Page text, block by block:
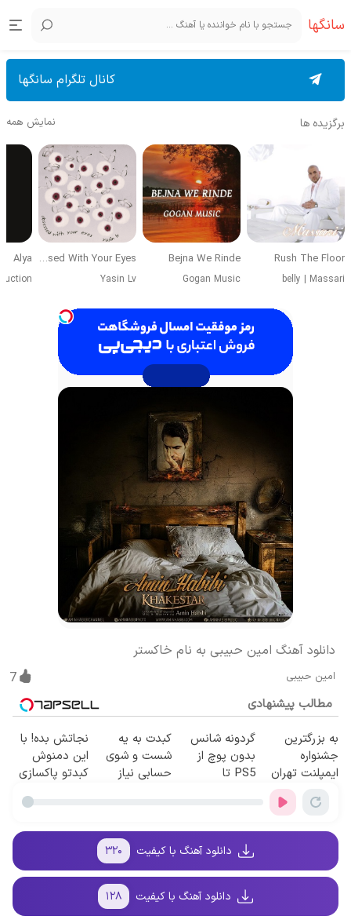
سانگها
کانال تلگرام سانگها
برگزیده ها نمایش همه
Rush The Floor
belly | Massari
Bejna We Rinde
Gogan Music
Obsessed With Your Eyes
Yasin Lv
Alya
دانلود آهنگ امین حبیبى به نام خاکستر
امین حبیبى 7
مطالب پیشنهادی
به بزرگترین
جشنواره
ایمپلنت تهران
سر بزنید ! |
فقط ۲۵ میلیون
گردونه شانس
بدون پوچ از
PS5 تا
کبدت به یه
شست و شوی
حسابی نیاز
نجاتش بده! با
این دمنوش
کبدتو پاکسازی
دانلود آهنگ با کیفیت ۳۲۰
دانلود آهنگ با کیفیت ۱۲۸